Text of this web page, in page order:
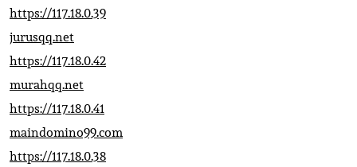
https://117.18.0.39
jurusqq.net
https://117.18.0.42
murahqq.net
https://117.18.0.41
maindomino99.com
https://117.18.0.38